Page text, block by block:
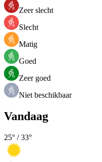
Zeer slecht
Slecht
Matig
Goed
Zeer goed
Niet beschikbaar
Vandaag
25° /33°